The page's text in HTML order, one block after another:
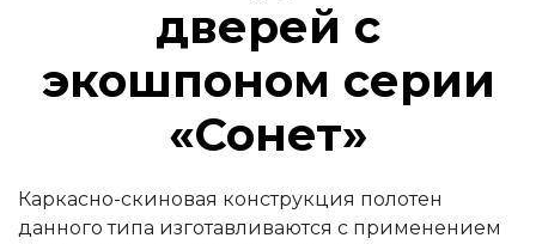
дверей с
экошпоном серии
«Сонет»
Каркасно-скиновая конструкция полотен
данного типа изготавливаются с применением